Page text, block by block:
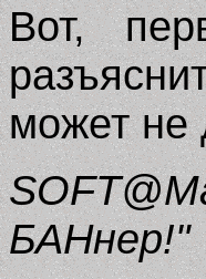
Вот,
может не
БАНнер!"